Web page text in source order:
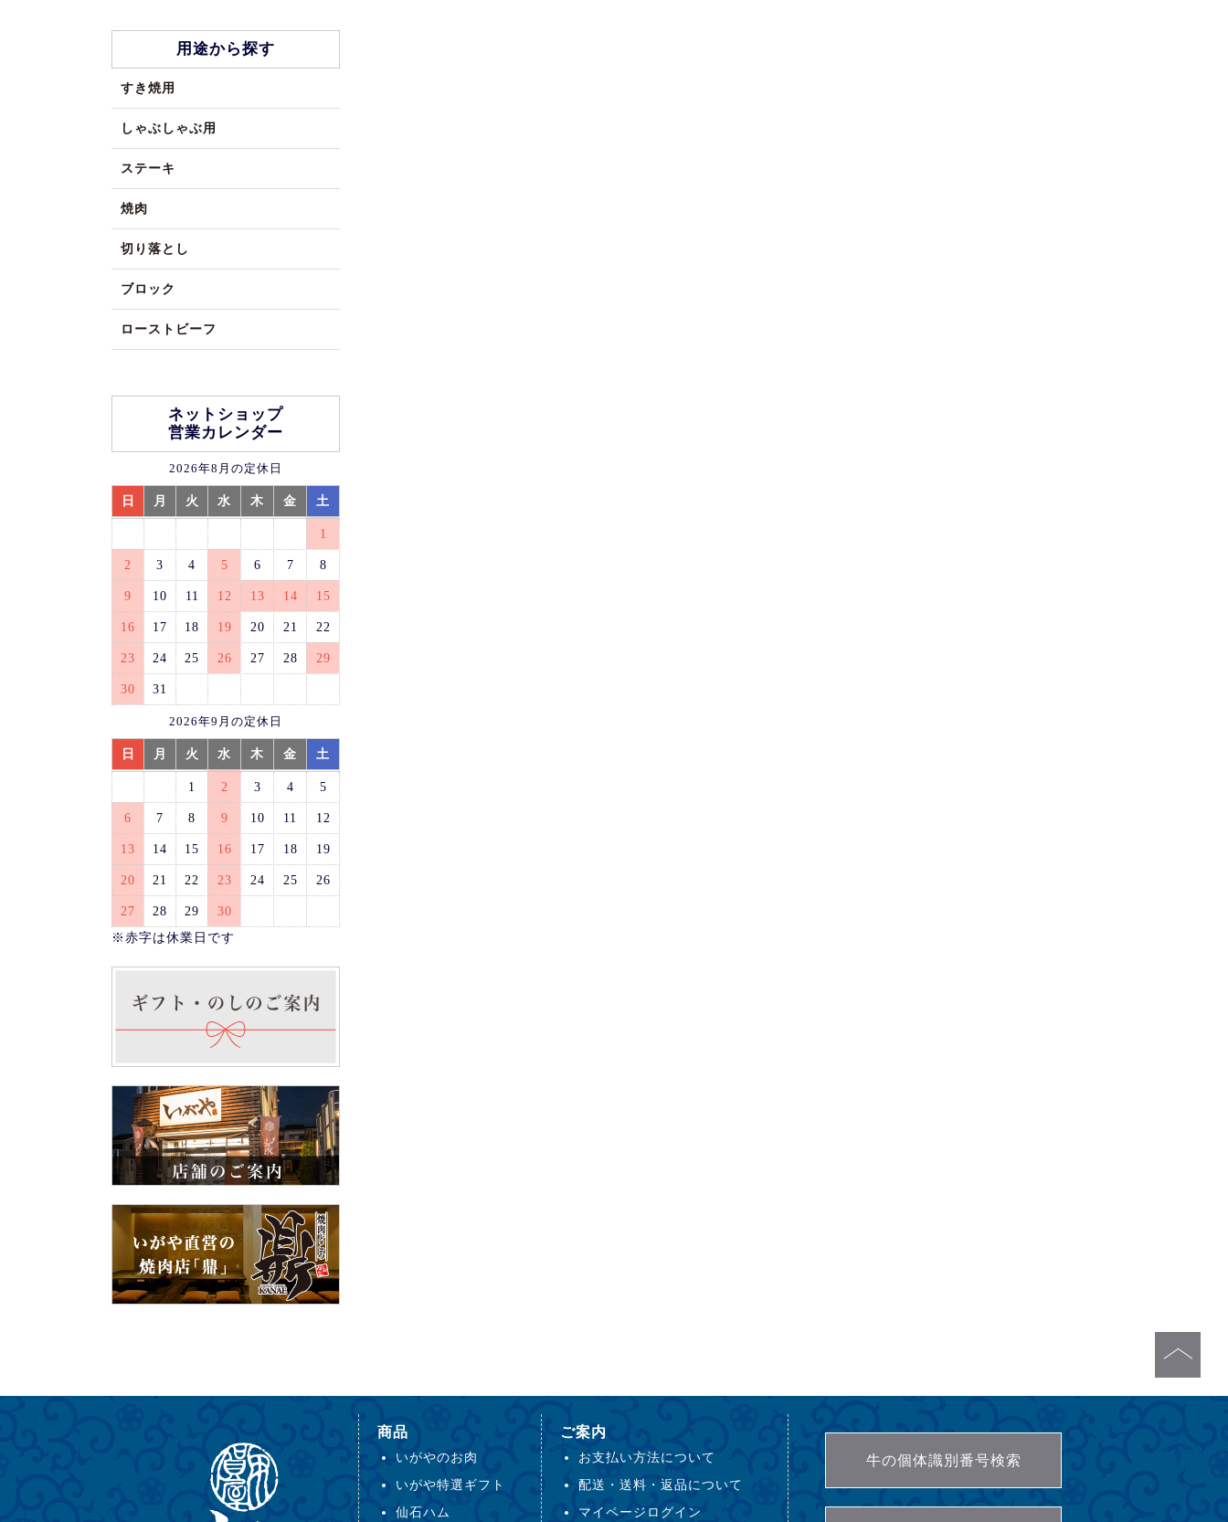
用途から探す
すき焼用
しゃぶしゃぶ用
ステーキ
焼肉
切り落とし
ブロック
ローストビーフ
ネットショップ
営業カレンダー
2026年8月の定休日
日 月 火 水 木 金 土
1
2 3 4 5 6 7 8
9 10 11 12 13 14 15
16 17 18 19 20 21 22
23 24 25 26 27 28 29
30 31
2026年9月の定休日
日 月 火 水 木 金 土
1 2 3 4 5
6 7 8 9 10 11 12
13 14 15 16 17 18 19
20 21 22 23 24 25 26
27 28 29
30
※赤字は休業日です
商品
いがやのお肉
いがや特選ギフト
仙石ハム
ご案内
お支払い方法について
配送・送料・返品について
マイページログイン
牛の個体識別番号検索